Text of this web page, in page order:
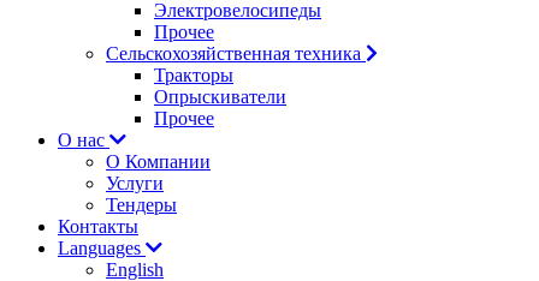
Электровелосипеды
Прочее
Сельскохозяйственная техника
Тракторы
Опрыскиватели
Прочее
О нас
О Компании
Услуги
Тендеры
Контакты
Languages
English